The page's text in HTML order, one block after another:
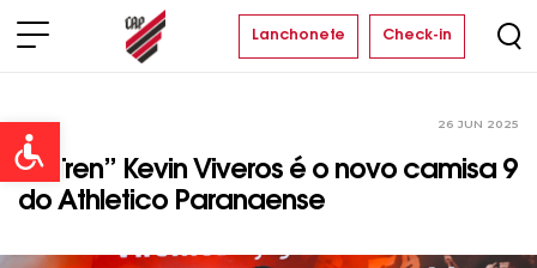
Open toolbar
Lanchonete Check-in
26 JUN 2025
“El Tren” Kevin Viveros é o novo camisa 9
do Athletico Paranaense